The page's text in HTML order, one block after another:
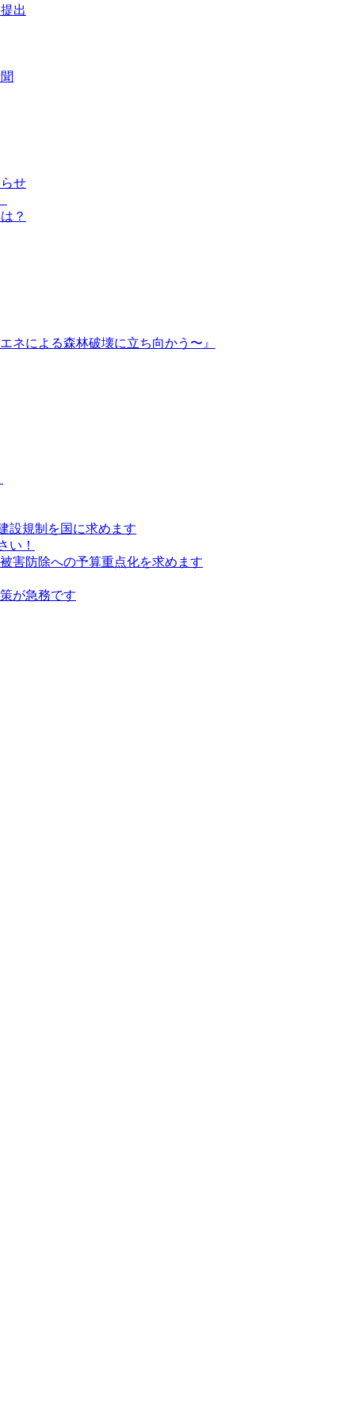
出
せ
？
による森林破壊に立ち向かう〜』
設規制を国に求めます
い！
害防除への予算重点化を求めます
が急務です